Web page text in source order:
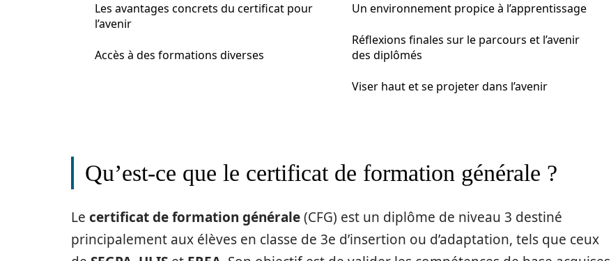
Les avantages concrets du certificat pour
l’avenir
Accès à des formations diverses
Un environnement propice à l’apprentissage
Réflexions finales sur le parcours et l’avenir
des diplômés
Viser haut et se projeter dans l’avenir
Qu’est-ce que le certificat de formation générale ?
Le certificat de formation générale(CFG) est un diplôme de niveau 3 destiné
principalement aux élèves en classe de 3e d’insertion ou d’adaptation, tels que ceux